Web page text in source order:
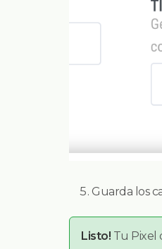
Guarda los
Listo! Tu Pixel